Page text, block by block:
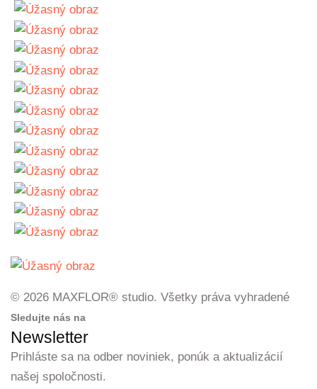
© 2026 MAXFLOR® studio. Všetky práva vyhradené
Sledujte nás na
Newsletter
Prihláste sa na odber noviniek, ponúk a aktualizácií
našej spoločnosti.